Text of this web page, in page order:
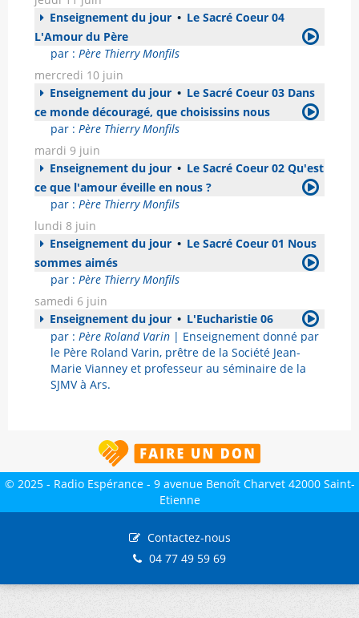
Enseignement du jour • Le Sacré Coeur 04
L'Amour du Père
par : Père Thierry Monfils
mercredi 10 juin
Enseignement du jour • Le Sacré Coeur 03 Dans
ce monde découragé, que choisissins nous
par : Père Thierry Monfils
mardi 9 juin
Enseignement du jour • Le Sacré Coeur 02 Qu'est
ce que l'amour éveille en nous ?
par : Père Thierry Monfils
lundi 8 juin
Enseignement du jour • Le Sacré Coeur 01 Nous
sommes aimés
par : Père Thierry Monfils
samedi 6 juin
Enseignement du jour • L'Eucharistie 06
par : Père Roland Varin | Enseignement donné par
le Père Roland Varin, prêtre de la Société Jean-
Marie Vianney et professeur au séminaire de la
SJMV à Ars.
© 2025 - Radio Espérance - 9 avenue Benoît Charvet 42000 Saint-
Etienne
Contactez-nous
04 77 49 59 69